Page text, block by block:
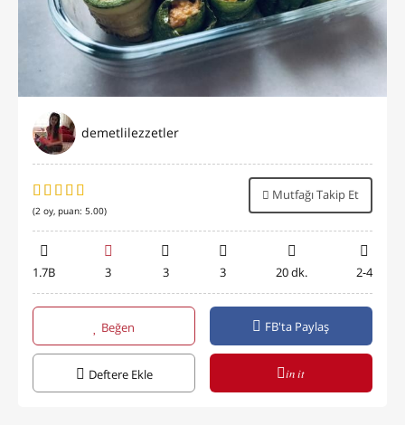
demetlilezzetler
(2 oy, puan: 5.00)
Mutfağı Takip Et
1.7B 3 3 3 20 dk. 2-4
Beğen FB'ta Paylaş
Deftere Ekle in it